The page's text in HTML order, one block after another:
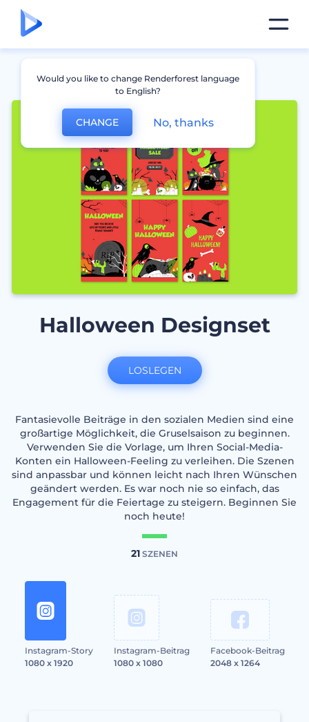
Halloween Designset
Fantasievolle Beiträge in den sozialen Medien sind eine
großartige Möglichkeit, die Gruselsaison zu beginnen.
Verwenden Sie die Vorlage, um Ihren Social-Media-
Konten ein Halloween-Feeling zu verleihen. Die Szenen
sind anpassbar und können leicht nach Ihren Wünschen
geändert werden. Es war noch nie so einfach, das
Engagement für die Feiertage zu steigern. Beginnen Sie
noch heute!
21 SZENEN
Instagram-Story
1080 x 1920
Instagram-Beitrag
1080 x 1080
Facebook-Beitrag
2048 x 1264
LOSLEGEN
Would you like to change Renderforest language
to English?
CHANGE No, thanks